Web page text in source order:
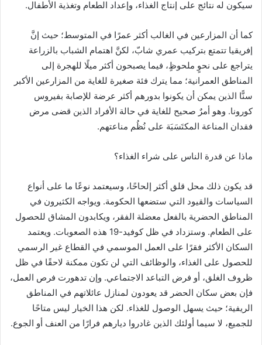
سيكون له نتائج على إنتاج الغذاء، وإعداد الطعام وتغذية الأطفال.
كما أن المزارعين في الغالب أكثر عمرًا في المتوسط؛ حيث إنَّ
إفريقيا تتمتع بتركيب عمري شابّ، لكنَّ اهتمام الشباب بالزراعة
يتراجع على نحوٍ ملحوظٍ، فيما يصبحون أكثر ميلًا للهجرة إلى
المناطق العمرانية؛ مما يترك فئة صغيرة للغاية من المزارعين الأكبر
سنًّا الذين يمكن أن يكونوا بدورهم أكثر عرضة للإصابة بفيروس
كورونا. وهو أمرٌ صحيح للغاية في حالة الأفراد الذين قضى مرض
فقدان المناعة المكتَسَبَة على نُظُم مناعتهم.
ماذا عن قدرة الناس على شراء الغذاء؟
قد يكون ذلك محل قلق أكثر إلحاحًا، وسيعتمد نوعًا ما على أنواع
السياسات والقيود التي ستضعها الحكومة. ويواجه الكثيرون في
المناطق الحضرية بالفعل معضلة الفقر، ويكابدون المشاق للحصول
على الطعام. وستزداد في ظل كوفيد-19 هذه الصعوبات. ويعتمد
السكان الأكثر فقرًا على العمل الموسمي في القطاع غير الرسمي
للحصول على الغذاء، والوظائف التي لن تكون ممكنة لاحقًا في ظل
ظروف الغلق، أو فرض التباعد الاجتماعي. وإن تدهورت فرص العمل،
فإن بعض سكان الحضر قد يعودون لمنازل عائلاتهم في المناطق
الريفية؛ حيث يسهل الوصول للغذاء. لكن هذا الخيار ليس متاحًا
للجميع، لا سيما أولئك الذين غادروا ديارهم فرارًا من العنف أو الجوع.